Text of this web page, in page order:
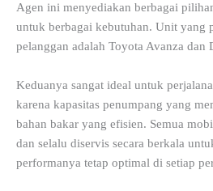
Agen ini menyediakan berbagai
untuk berbagai kebutuhan. Unit yang
pelanggan adalah Toyota Avanza dan
Keduanya sangat ideal untuk
karena kapasitas penumpang yang
bahan bakar yang efisien. Semua
dan selalu diservis secara berkala
performanya tetap optimal di setiap